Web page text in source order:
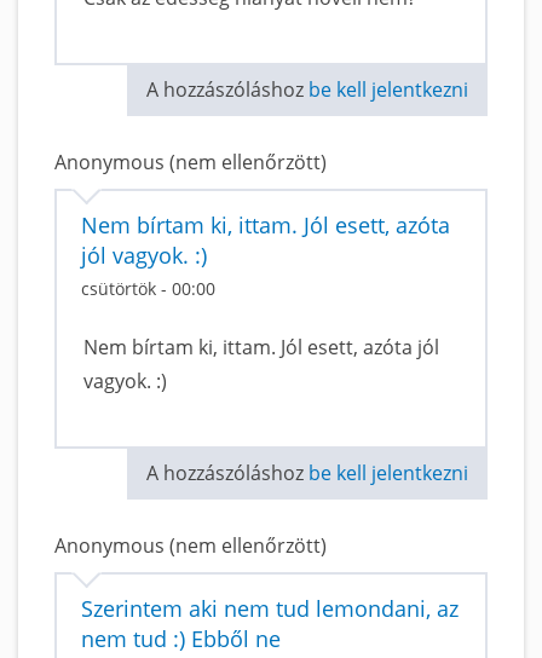
A hozzászóláshoz be kell jelentkezni
Anonymous (nem ellenőrzött)
Nem bírtam ki, ittam. Jól esett, azóta
jól vagyok. :)
csütörtök - 00:00
Nem bírtam ki, ittam. Jól esett, azóta jól
vagyok. :)
A hozzászóláshoz be kell jelentkezni
Anonymous (nem ellenőrzött)
Szerintem aki nem tud lemondani, az
nem tud :) Ebből ne